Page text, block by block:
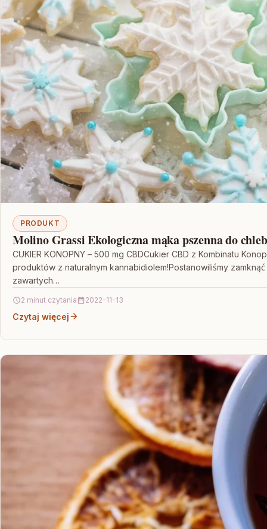
PRODUKT
Molino Grassi Ekologiczna mąka pszenna do
CUKIER KONOPNY – 500 mg CBDCukier CBD z Kombinatu
produktów z naturalnym kannabidiolem!Postanowiliśmy
zawartych…
2 minut czytania 2022-11-13
Czytaj więcej